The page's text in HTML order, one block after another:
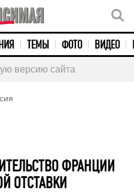
ТЕМЫ ФОТО ВИДЕО
версию сайта
ФРАНЦИИ
ОТСТАВКИ